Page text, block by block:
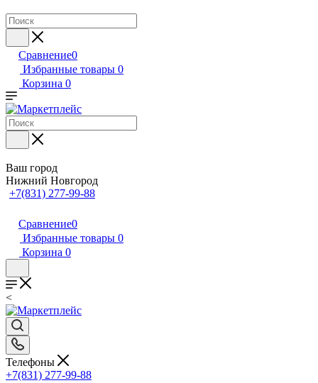
Сравнение0
Избранные товары 0
Корзина 0
Ваш город
Нижний Новгород
+7(831) 277-99-88
Сравнение0
Избранные товары 0
Корзина 0
<
Телефоны
+7(831) 277-99-88